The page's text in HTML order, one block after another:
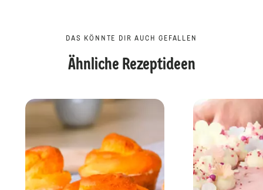
DAS KÖNNTE DIR AUCH GEFALLEN
Ähnliche Rezeptideen